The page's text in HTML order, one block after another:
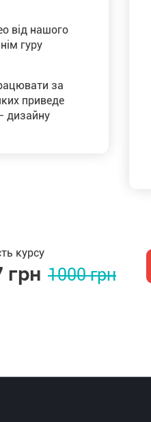
від нашого
гуру
за
приведе
дизайну
курсу
грн 1000 грн